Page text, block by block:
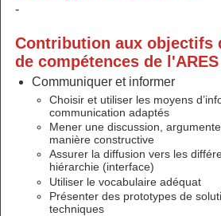
-
Contribution aux objectifs
de compétences de l'ARES
Communiquer et informer
Choisir et utiliser les moyens
communication adaptés
Mener une discussion,
manière constructive
Assurer la diffusion vers les
hiérarchie (interface)
Utiliser le vocabulaire adéquat
Présenter des prototypes de
techniques